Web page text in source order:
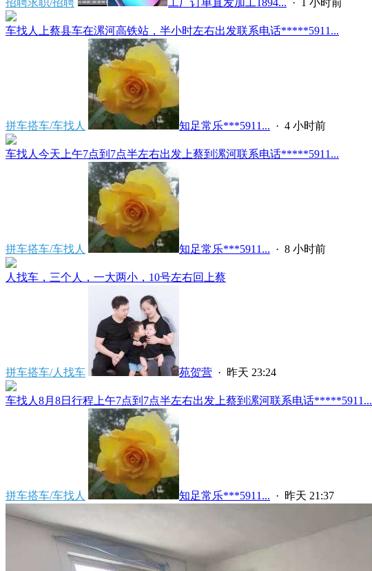
招聘求职/招聘 工厂订单直发加工1894... · 1 小时前
车找人上蔡县车在漯河高铁站，半小时左右出发联系电话*****5911...
拼车搭车/车找人 知足常乐***5911... · 4 小时前
车找人今天上午7点到7点半左右出发上蔡到漯河联系电话*****5911...
拼车搭车/车找人 知足常乐***5911... · 8 小时前
人找车，三个人，一大两小，10号左右回上蔡
拼车搭车/人找车 苑贺营 · 昨天 23:24
车找人8月8日行程上午7点到7点半左右出发上蔡到漯河联系电话*****5911...
拼车搭车/车找人 知足常乐***5911... · 昨天 21:37